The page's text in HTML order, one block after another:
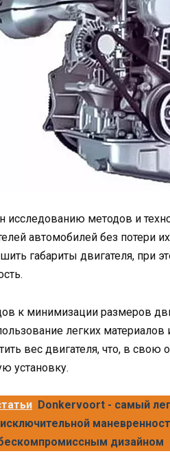
исследованию методов и
автомобилей без потери
габариты двигателя, при
к минимизации размеров
легких
вес двигателя, что, в
установку.
Donkervoort - самый
дизайном